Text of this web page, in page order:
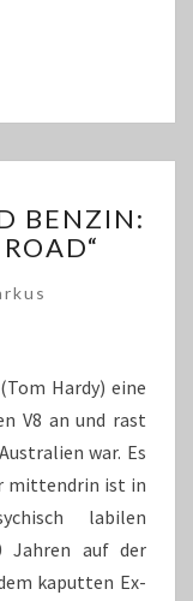
UBENZIN: „
Hardy) eine
V8 an und rast
war. Es
mittendrin ist in
labilen
Jahren auf der
kaputten Ex-